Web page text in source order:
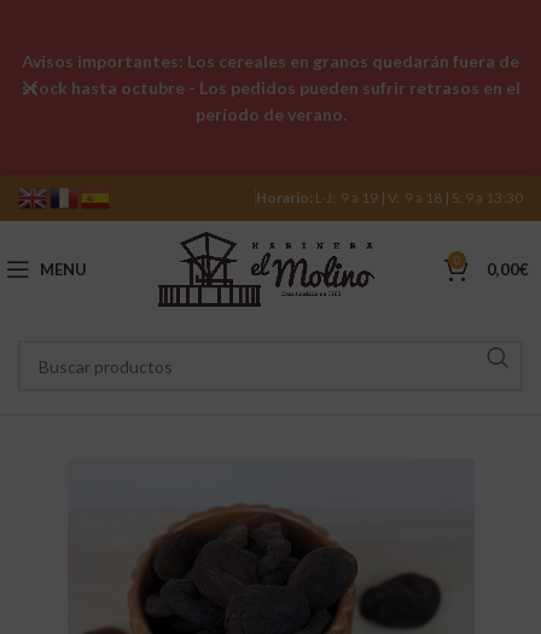
Horario: L-J: 9 a 19 | V: 9 a 18 | S: 9 a 13:30
MENU 0 0,00€
Avisos importantes: Los cereales en granos quedarán fuera de
stock hasta octubre - Los pedidos pueden sufrir retrasos en el
período de verano.